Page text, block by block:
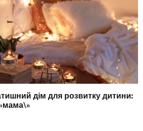
дім для розвитку дитини: